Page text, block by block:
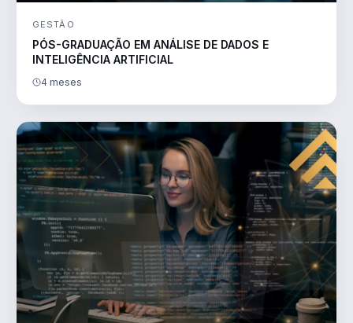
GESTÃO
PÓS-GRADUAÇÃO EM ANÁLISE DE DADOS E
INTELIGÊNCIA ARTIFICIAL
4 meses